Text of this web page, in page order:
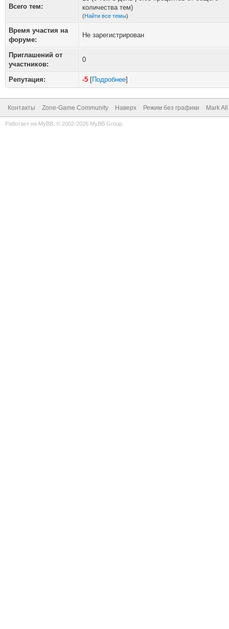
Всего тем:
количества тем)
(Найти все темы)
Время участия на
форуме:
Не зарегистрирован
Приглашений от
участников:
0
Репутация: -5 [Подробнее]
Контакты Zone-Game Community Наверх Режим без графики Mark
Работает на MyBB , © 2002-2026 MyBB Group